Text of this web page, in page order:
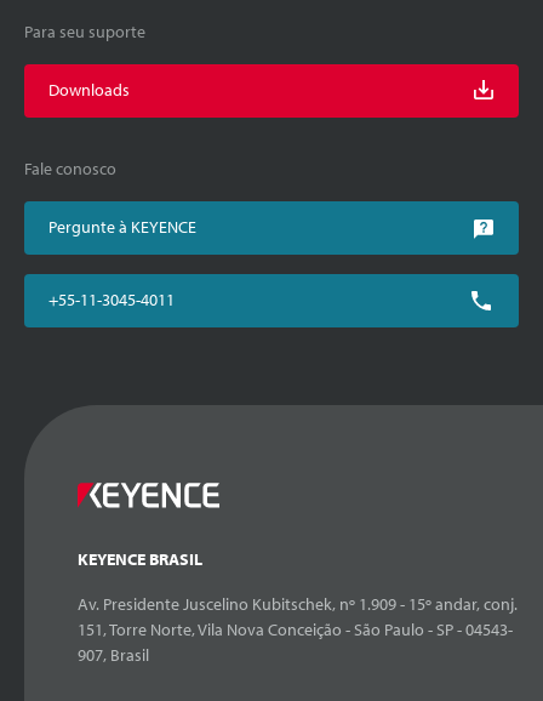
Para seu suporte
Downloads
Fale conosco
Pergunte à KEYENCE
+55-11-3045-4011
KEYENCE BRASIL
Av. Presidente Juscelino Kubitschek, nº 1.909 - 15º andar, conj.
151, Torre Norte, Vila Nova Conceição - São Paulo - SP - 04543-
907, Brasil